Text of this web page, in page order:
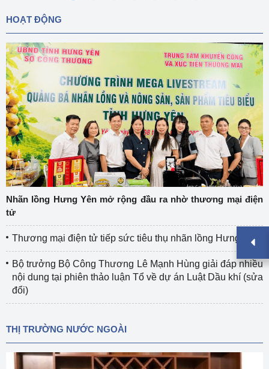
HOẠT ĐỘNG
Nhãn lồng Hưng Yên mở rộng đầu ra nhờ thương mại điện
tử
Thương mại điện tử tiếp sức tiêu thụ nhãn lồng Hưng Yên
Bộ trưởng Bộ Công Thương Lê Mạnh Hùng giải đáp nhiều
nội dung tại phiên thảo luận Tổ về dự án Luật Dầu khí (sửa
đổi)
THỊ TRƯỜNG NƯỚC NGOÀI